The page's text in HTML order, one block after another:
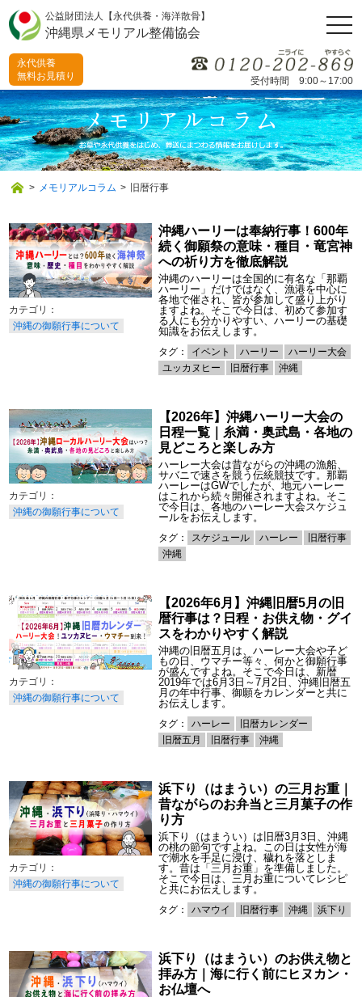
公益財団法人【永代供養・海洋散骨】
沖縄県メモリアル整備協会
受付時間 9:00～17:00
永代供養
無料お見積り
> メモリアルコラム > 旧暦行事
沖縄の御願行事について
沖縄ハーリーは奉納行事！600年
続く御願祭の意味・種目・竜宮神
への祈り方を徹底解説
沖縄のハーリーは全国的に有名な「那覇
ハーリー」だけではなく、漁港を中心に
各地で催され、皆が参加して盛り上がり
ますよね。そこで今日は、初めて参加す
る人にも分かりやすい、ハーリーの基礎
知識をお伝えします。
タグ： イベント ハーリー
ハーリー大会
ユッカヌヒー
旧暦行事 沖縄
沖縄の御願行事について
【2026年】沖縄ハーリー大会の
日程一覧｜糸満・奥武島・各地の
見どころと楽しみ方
ハーレー大会は昔ながらの沖縄の漁船、
サバニで速さを競う伝統競技です。那覇
ハーレーはGWでしたが、地元ハーレー
はこれから続々開催されますよね。そこ
で今日は、各地のハーレー大会スケジュ
ールをお伝えします。
タグ： スケジュール ハーレー
旧暦行事
沖縄
沖縄の御願行事について
【2026年6月】沖縄旧暦5月の旧
暦行事は？日程・お供え物・グイ
スをわかりやすく解説
沖縄の旧暦五月は、ハーレー大会や子ど
もの日、ウマチー等々、何かと御願行事
が盛んですよね。そこで今日は、新暦
2019年では6月3日～7月2日、沖縄旧暦五
月の年中行事、御願をカレンダーと共に
お伝えします。
タグ： ハーレー
旧暦カレンダー
旧暦五月
旧暦行事 沖縄
沖縄の御願行事について
浜下り（はまうい）の三月お重｜
昔ながらのお弁当と三月菓子の作
り方
浜下り（はまうい）は旧暦3月3日、沖縄
の桃の節句ですよね。この日は女性が海
で潮水を手足に浸け、穢れを落としま
す。昔は「三月お重」を準備しました。
そこで今日は、三月お重についてレシピ
と共にお伝えします。
タグ： ハマウイ 旧暦行事 沖縄 浜下り
浜下り（はまうい）のお供え物と
拝み方｜海に行く前にヒヌカン・
お仏壇へ